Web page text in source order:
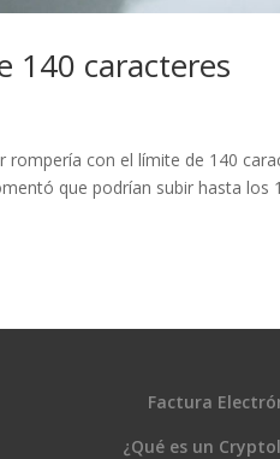
140 caracteres
con el límite de 140
que podrían subir hasta los
Factura
¿Qué es un